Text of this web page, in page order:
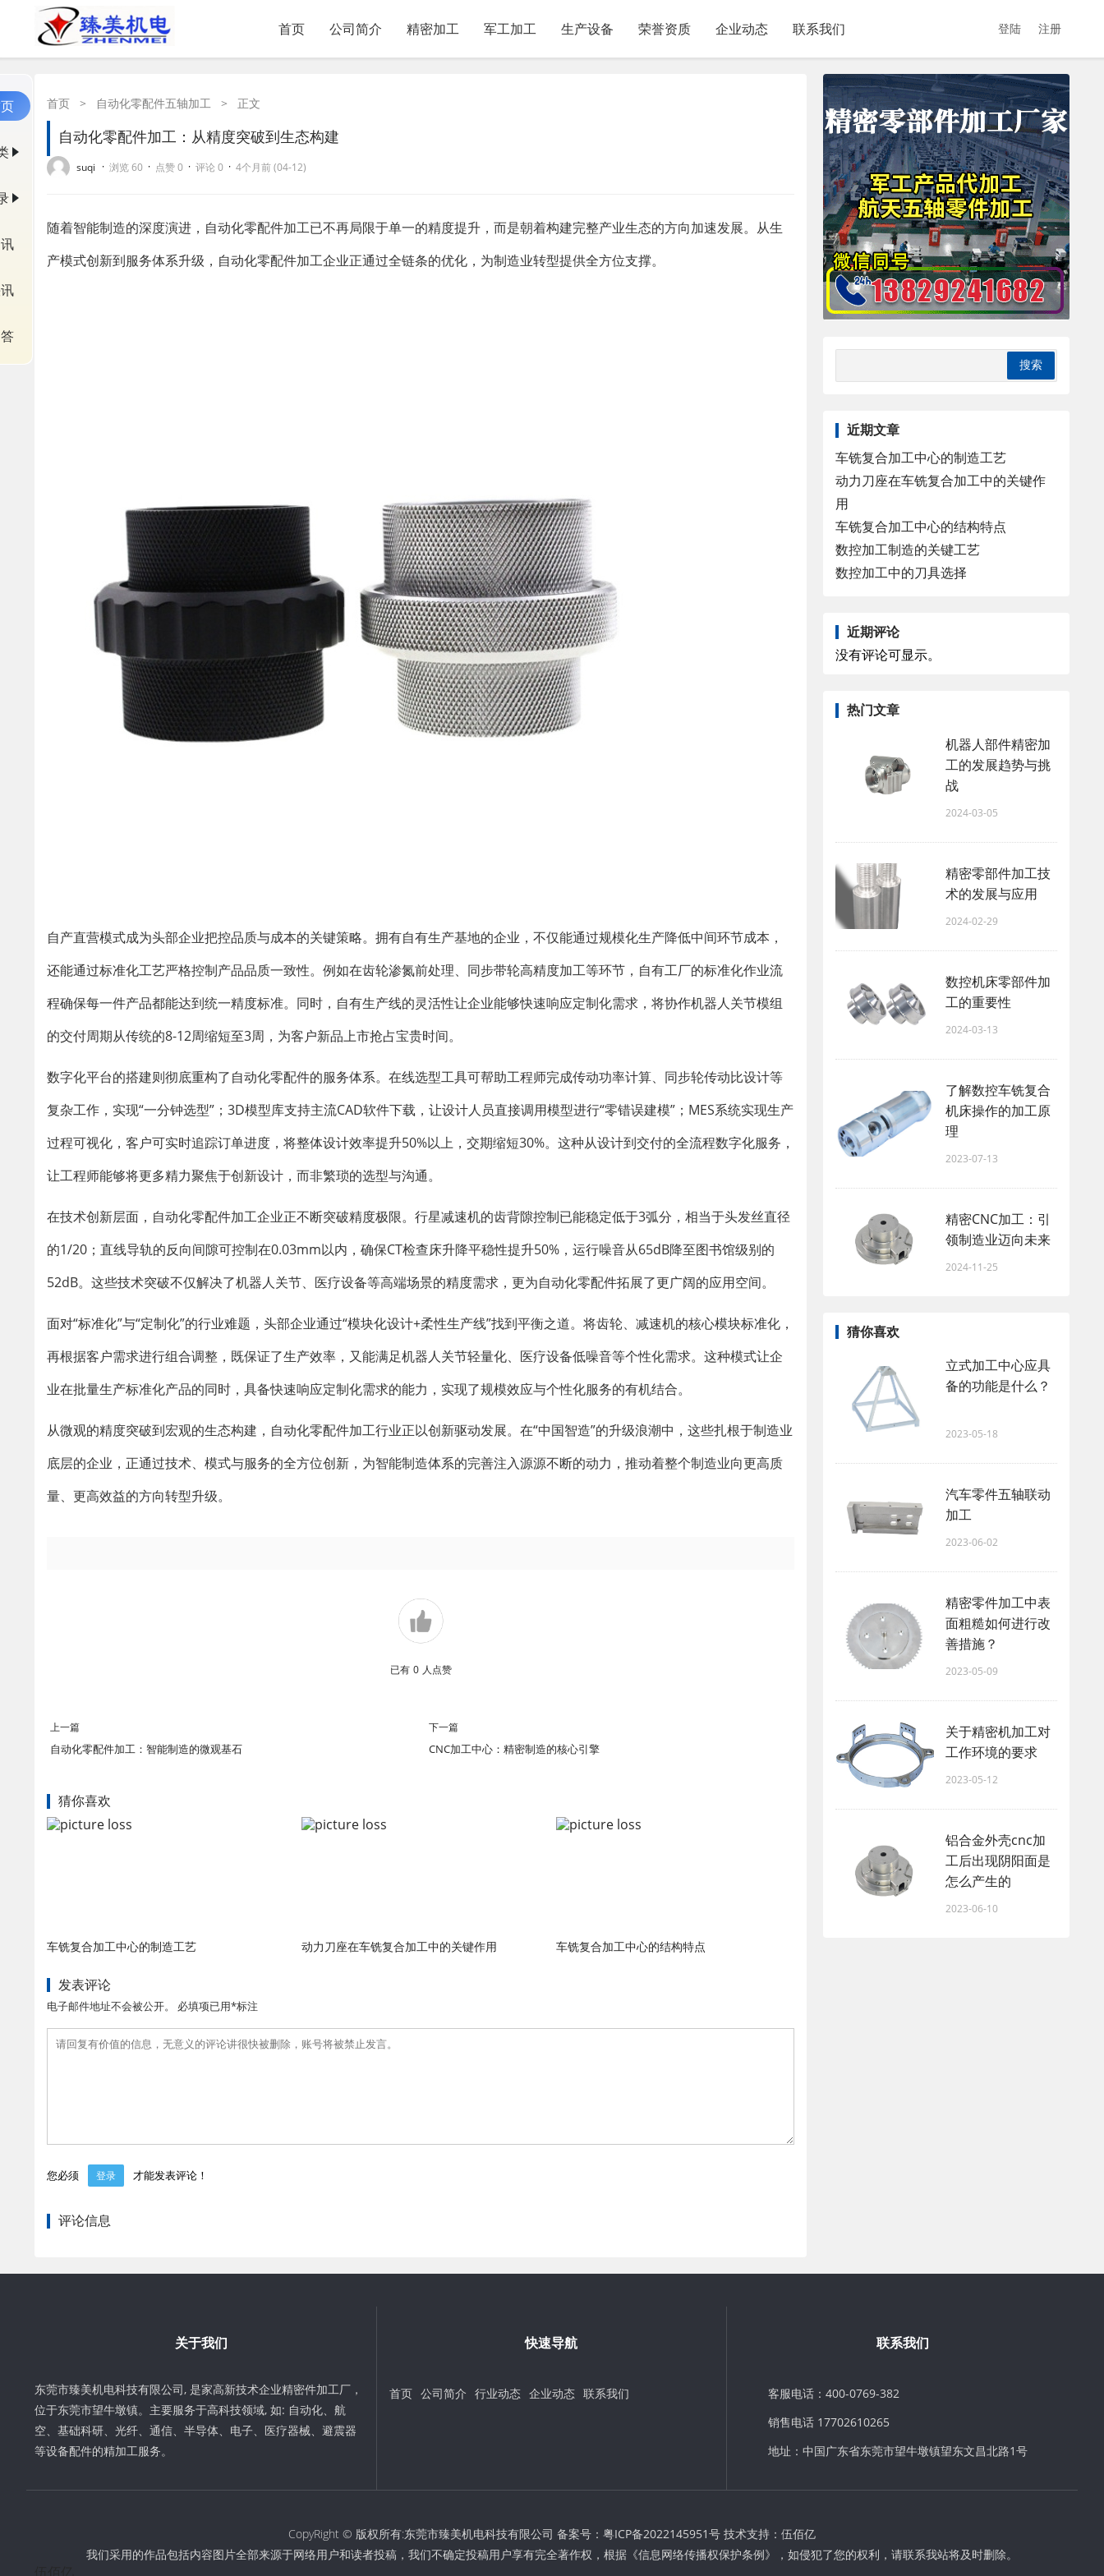
首页 公司简介 精密加工 军工加工 生产设备 荣誉资质 企业动态 联系我们 登陆 注册
首页 > 自动化零配件五轴加工 > 正文
自动化零配件加工：从精度突破到生态构建
suqi · 浏览 60 · 点赞 0 · 评论 0 · 4个月前 (04-12)
随着智能制造的深度演进，自动化零配件加工已不再局限于单一的精度提升，而是朝着构建完整产业生态的方向加速发展。从生
产模式创新到服务体系升级，自动化零配件加工企业正通过全链条的优化，为制造业转型提供全方位支撑。
自产直营模式成为头部企业把控品质与成本的关键策略。拥有自有生产基地的企业，不仅能通过规模化生产降低中间环节成本，
还能通过标准化工艺严格控制产品品质一致性。例如在齿轮渗氮前处理、同步带轮高精度加工等环节，自有工厂的标准化作业流
程确保每一件产品都能达到统一精度标准。同时，自有生产线的灵活性让企业能够快速响应定制化需求，将协作机器人关节模组
的交付周期从传统的8-12周缩短至3周，为客户新品上市抢占宝贵时间。
数字化平台的搭建则彻底重构了自动化零配件的服务体系。在线选型工具可帮助工程师完成传动功率计算、同步轮传动比设计等
复杂工作，实现“一分钟选型”；3D模型库支持主流CAD软件下载，让设计人员直接调用模型进行“零错误建模”；MES系统实现生产
过程可视化，客户可实时追踪订单进度，将整体设计效率提升50%以上，交期缩短30%。这种从设计到交付的全流程数字化服务，
让工程师能够将更多精力聚焦于创新设计，而非繁琐的选型与沟通。
在技术创新层面，自动化零配件加工企业正不断突破精度极限。行星减速机的齿背隙控制已能稳定低于3弧分，相当于头发丝直径
的1/20；直线导轨的反向间隙可控制在0.03mm以内，确保CT检查床升降平稳性提升50%，运行噪音从65dB降至图书馆级别的
52dB。这些技术突破不仅解决了机器人关节、医疗设备等高端场景的精度需求，更为自动化零配件拓展了更广阔的应用空间。
面对“标准化”与“定制化”的行业难题，头部企业通过“模块化设计+柔性生产线”找到平衡之道。将齿轮、减速机的核心模块标准化，
再根据客户需求进行组合调整，既保证了生产效率，又能满足机器人关节轻量化、医疗设备低噪音等个性化需求。这种模式让企
业在批量生产标准化产品的同时，具备快速响应定制化需求的能力，实现了规模效应与个性化服务的有机结合。
从微观的精度突破到宏观的生态构建，自动化零配件加工行业正以创新驱动发展。在“中国智造”的升级浪潮中，这些扎根于制造业
底层的企业，正通过技术、模式与服务的全方位创新，为智能制造体系的完善注入源源不断的动力，推动着整个制造业向更高质
量、更高效益的方向转型升级。
已有 0 人点赞
上一篇
自动化零配件加工：智能制造的微观基石
下一篇
CNC加工中心：精密制造的核心引擎
猜你喜欢
车铣复合加工中心的制造工艺 动力刀座在车铣复合加工中的关键作用 车铣复合加工中心的结构特点
发表评论
电子邮件地址不会被公开。 必填项已用*标注
您必须 登录 才能发表评论！
评论信息
近期文章
车铣复合加工中心的制造工艺
动力刀座在车铣复合加工中的关键作
用
车铣复合加工中心的结构特点
数控加工制造的关键工艺
数控加工中的刀具选择
近期评论
没有评论可显示。
热门文章
机器人部件精密加
工的发展趋势与挑
战
2024-03-05
精密零部件加工技
术的发展与应用
2024-02-29
数控机床零部件加
工的重要性
2024-03-13
了解数控车铣复合
机床操作的加工原
理
2023-07-13
精密CNC加工：引
领制造业迈向未来
2024-11-25
猜你喜欢
立式加工中心应具
备的功能是什么？
2023-05-18
汽车零件五轴联动
加工
2023-06-02
精密零件加工中表
面粗糙如何进行改
善措施？
2023-05-09
关于精密机加工对
工作环境的要求
2023-05-12
铝合金外壳cnc加
工后出现阴阳面是
怎么产生的
2023-06-10
关于我们
东莞市臻美机电科技有限公司, 是家高新技术企业精密件加工厂，
位于东莞市望牛墩镇。主要服务于高科技领域, 如: 自动化、航
空、基础科研、光纤、通信、半导体、电子、医疗器械、避震器
等设备配件的精加工服务。
快速导航
首页 公司简介 行业动态 企业动态 联系我们
联系我们
客服电话：400-0769-382
销售电话 17702610265
地址：中国广东省东莞市望牛墩镇望东文昌北路1号
CopyRight © 版权所有:东莞市臻美机电科技有限公司 备案号： 粤ICP备2022145951号 技术支持： 伍佰亿
我们采用的作品包括内容图片全部来源于网络用户和读者投稿，我们不确定投稿用户享有完全著作权，根据《信息网络传播权保护条例》，如侵犯了您的权利，请联系我站将及时删除。